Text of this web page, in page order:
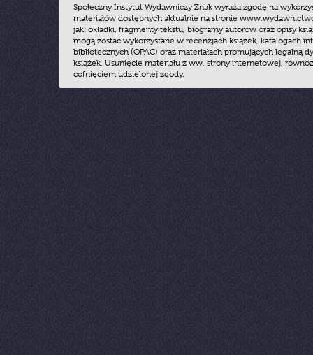
Społeczny Instytut Wydawniczy Znak wyraża zgodę na
materiałów dostępnych aktualnie na stronie
jak: okładki, fragmenty tekstu, biogramy autorów oraz opisy
mogą zostać wykorzystane w recenzjach książek, katalogach
bibliotecznych (OPAC) oraz materiałach promujących legalną
książek. Usunięcie materiału z ww. strony internetowej,
cofnięciem udzielonej zgody.